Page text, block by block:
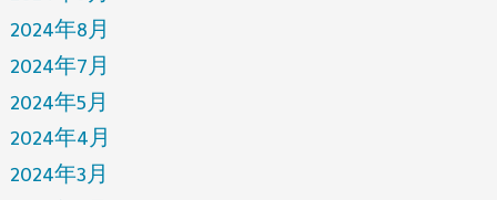
2024年8月
2024年7月
2024年5月
2024年4月
2024年3月